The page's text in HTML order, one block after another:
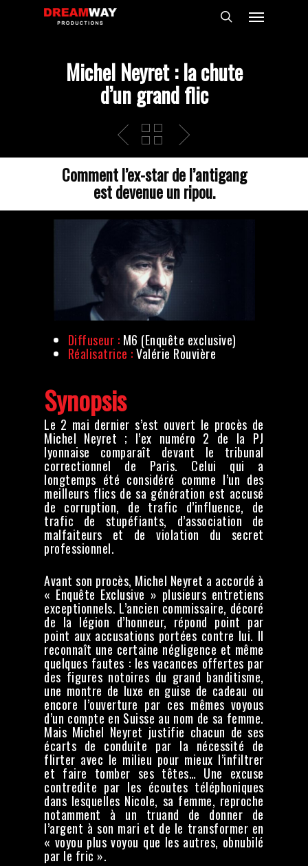
Menu
Michel Neyret : la chute
d’un grand flic
Comment l’ex-star de l’antigang
est devenue un ripou.
Diffuseur : M6 (Enquête exclusive)
Réalisatrice :Valérie Rouvière
Synopsis
Le 2 mai dernier s’est ouvert le procès de
Michel Neyret ; l’ex numéro 2 de la PJ
lyonnaise comparaît devant le tribunal
correctionnel de Paris. Celui qui a
longtemps été considéré comme l’un des
meilleurs flics de sa génération est accusé
de corruption, de trafic d’influence, de
trafic de stupéfiants, d’association de
malfaiteurs et de violation du secret
professionnel.
Avant son procès, Michel Neyret a accordé à
« Enquête Exclusive » plusieurs entretiens
exceptionnels. L’ancien commissaire, décoré
de la légion d’honneur, répond point par
point aux accusations portées contre lui. Il
reconnaît une certaine négligence et même
quelques fautes : les vacances offertes par
des figures notoires du grand banditisme,
une montre de luxe en guise de cadeau ou
encore l’ouverture par ces mêmes voyous
d’un compte en Suisse au nom de sa femme.
Mais Michel Neyret justifie chacun de ses
écarts de conduite par la nécessité de
flirter avec le milieu pour mieux l’infiltrer
et faire tomber ses têtes… Une excuse
contredite par les écoutes téléphoniques
dans lesquelles Nicole, sa femme, reproche
notamment à un truand de donner de
l’argent à son mari et de le transformer en
« voyou plus voyou que les autres, obnubilé
par le fric ».